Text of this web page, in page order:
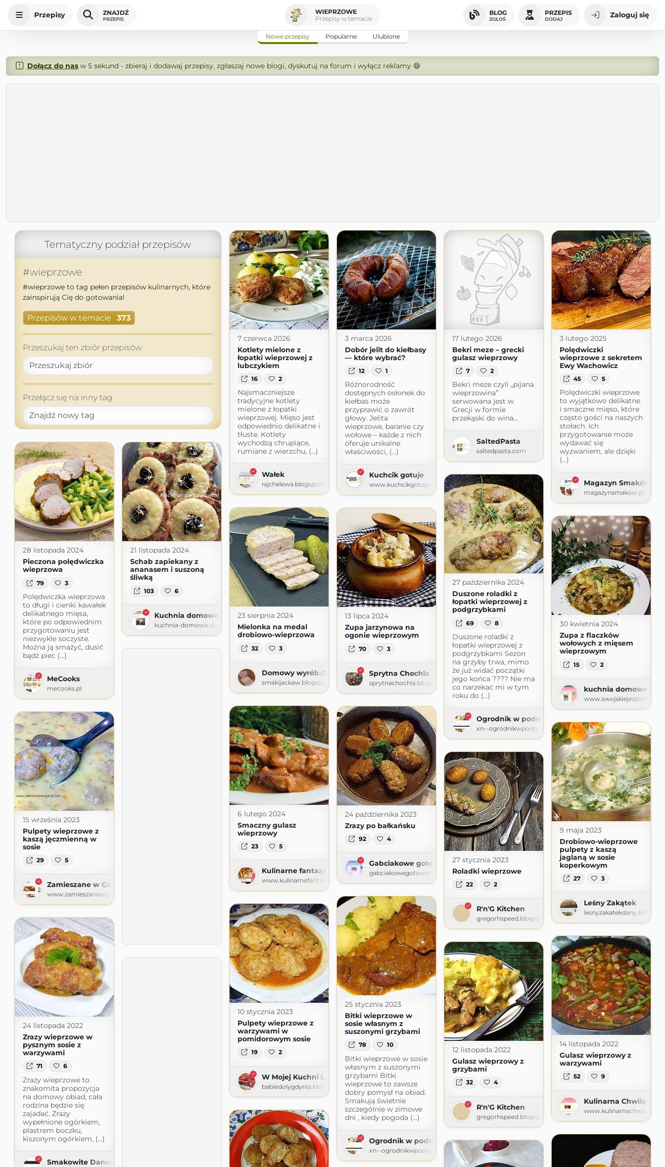
Przepisy ZNAJDŹ
PRZEPIS
WIEPRZOWE
Przepisy w temacie
BLOG
ZGŁOŚ
PRZEPIS
DODAJ Zaloguj się
Nowe przepisy Popularne Ulubione
Dołącz do nasw 5 sekund - zbieraj i dodawaj przepisy, zgłaszaj nowe blogi, dyskutuj na forum i wyłącz reklamy 😄
Tematyczny podział przepisów
#wieprzowe
#wieprzowe to tag pełen przepisów kulinarnych, które
zainspirują Cię do gotowania!
Przepisów w temacie 373
Przeszukaj ten zbiór przepisów
Przełącz się na inny tag
7 czerwca 2026
Kotlety mielone z
łopatki wieprzowej z
lubczykiem
16 2
Najsmaczniejsze
tradycyjne kotlety
mielone z łopatki
wieprzowej. Mięso jest
odpowiednio delikatne i
tłuste. Kotlety
wychodzą chrupiące,
rumiane z wierzchu, (...)
Wałek
rajchelewa.blogspot.com
3 marca 2026
Dobór jelit do kiełbasy
— które wybrać?
12 1
Różnorodność
dostępnych osłonek do
kiełbas może
przyprawić o zawrót
głowy. Jelita
wieprzowe, baranie czy
wołowe – każde z nich
oferuje unikalne
właściwości, (...)
Kuchcik gotuje
www.kuchcikgotuje.pl
17 lutego 2026
Bekri meze – grecki
gulasz wieprzowy
7 2
Bekri meze czyli „pijana
wieprzowina”
serwowana jest w
Grecji w formie
przekąski do wina...
SaltedPasta
saltedpasta.com
3 lutego 2025
Polędwiczki
wieprzowe z sekretem
Ewy Wachowicz
45 5
Polędwiczki wieprzowe
to wyjątkowo delikatne
i smaczne mięso, które
często gości na naszych
stołach. Ich
przygotowanie może
wydawać się
wyzwaniem, ale dzięki
(...)
Magazyn Smaków
magazynsmakow.pl
28 listopada 2024
Pieczona polędwiczka
wieprzowa
79 3
Polędwiczka wieprzowa
to długi i cienki kawałek
delikatnego mięsa,
które po odpowiednim
przygotowaniu jest
niezwykle soczyste.
Można ją smażyć, dusić
bądź piec (...)
MeCooks
mecooks.pl
21 listopada 2024
Schab zapiekany z
ananasem i suszoną
śliwką
103 6
Kuchnia domowa Ani
kuchnia-domowa-ani.blogspot.com
27 października 2024
Duszone roladki z
łopatki wieprzowej z
podgrzybkami
69 8
Duszone roladki z
łopatki wieprzowej z
podgrzybkami Sezon
na grzyby trwa, mimo
że już widać początki
jego końca ???? Nie ma
co narzekać mi w tym
roku do (...)
Ogrodnik w podróży
xn--ogrodnikwpodry-xob60t.pl
23 sierpnia 2024
Mielonka na medal
drobiowo-wieprzowa
32 3
Domowy wyrób.Coś do chleba i talerza.
smakijackaw.blogspot.com
13 lipca 2024
Zupa jarzynowa na
ogonie wieprzowym
70 3
Sprytna Chochla
sprytnachochla.blogspot.com
30 kwietnia 2024
Zupa z flaczków
wołowych z mięsem
wieprzowym
15 2
kuchnia domowa Agi
6 lutego 2024
Smaczny gulasz
wieprzowy
23 5
Kulinarne fantazje Marioli
www.kulinarnefantazjemarioli.pl
24 października 2023
Zrazy po bałkańsku
92 4
Gabciakowe gotowanie
gabciakowegotowanie24.blogspot.com
15 września 2023
Pulpety wieprzowe z
kaszą jęczmienną w
sosie
29 5
Zamieszane w Garze
www.zamieszanewgarze.com
9 maja 2023
Drobiowo-wieprzowe
pulpety z kaszą
jaglaną w sosie
koperkowym
27 3
Leśny Zakątek
27 stycznia 2023
Roladki wieprzowe
22 2
R'n'G Kitchen
gregorhspeed.blogspot.com
25 stycznia 2023
Bitki wieprzowe w
sosie własnym z
suszonymi grzybami
78 10
Bitki wieprzowe w sosie
własnym z suszonymi
grzybami Bitki
wieprzowe to zawsze
dobry pomysł na obiad.
Smakują świetnie
szczególnie w zimowe
dni , kiedy pogoda (...)
Ogrodnik w podróży
xn--ogrodnikwpodry-xob60t.pl
10 stycznia 2023
Pulpety wieprzowe z
warzywami w
pomidorowym sosie
19 2
W Mojej Kuchni Lubię
babiedolygdynia.blogspot.com
24 listopada 2022
Zrazy wieprzowe w
pysznym sosie z
warzywami
71 6
Zrazy wieprzowe to
znakomita propozycja
na domowy obiad, cała
rodzina będzie się
zajadać. Zrazy
wypełnione ogórkiem,
plastrem boczku,
kiszonym ogórkiem, (...)
Smakowite Dania
14 listopada 2022
Gulasz wieprzowy z
warzywami
52 9
Kulinarna Chwila
www.kulinarnachwila.com
12 listopada 2022
Gulasz wieprzowy z
grzybami
32 4
R'n'G Kitchen
gregorhspeed.blogspot.com